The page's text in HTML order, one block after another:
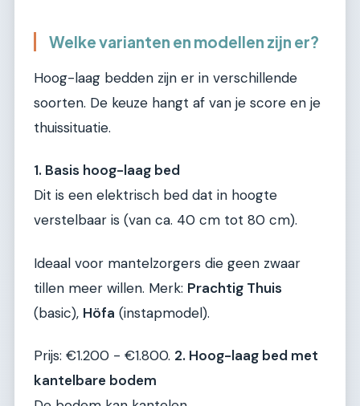
Welke varianten en modellen zijn er?
Hoog-laag bedden zijn er in verschillende
soorten. De keuze hangt af van je score en je
thuissituatie.
1. Basis hoog-laag bed
Dit is een elektrisch bed dat in hoogte
verstelbaar is (van ca. 40 cm tot 80 cm).
Ideaal voor mantelzorgers die geen zwaar
tillen meer willen. Merk: Prachtig Thuis
(basic), Höfa (instapmodel).
Prijs: €1.200 - €1.800. 2. Hoog-laag bed met
kantelbare bodem